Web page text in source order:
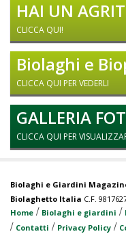
HAI UN
CLICCA QUI!
Biolaghi e
CLICCA QUI PER VEDERLI
GALLERIA
CLICCA QUI PER
Biolaghi e Giardini
Biolaghetto Italia C.F.
Home / Biolaghi e giardini /
/ Contatti / Privacy Policy /